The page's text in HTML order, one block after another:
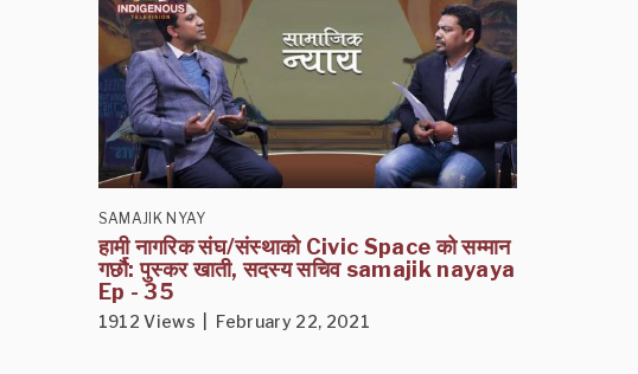
SAMAJIK NYAY
हामी नागरिक संघ/संस्थाको Civic Space को सम्मान
गर्छौ: पुस्कर खाती, सदस्य सचिव samajik nayaya
Ep - 35
1912 Views | February 22, 2021